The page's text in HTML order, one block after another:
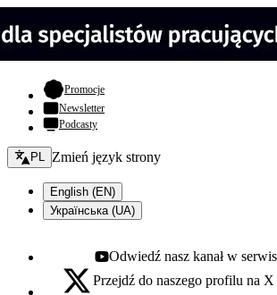
Promocje- otwiera się w nowej karcie
Newsletter
Podcasty
Zmień język - bieżący:
PL Zmień język strony
English (EN)
Українська (UA)
Youtube - otwiera się w nowej karcie
Odwiedź nasz kanał w
X - otwiera się w nowej karcie
Przejdź do naszego profilu na